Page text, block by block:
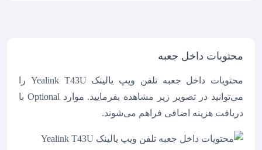
محتویات داخل جعبه
محتویات داخل جعبه تلفن ویپ یالینک Yealink T43U را
می‌توانید در تصویر زیر مشاهده بفرمایید. موارد Optional با
دریافت هزینه اضافی فراهم می‌شوند.